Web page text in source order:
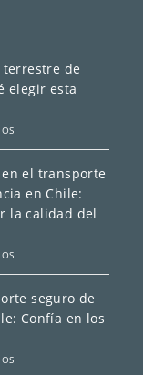
de
elegir esta
el transporte
en Chile:
la calidad del
seguro de
Confía en los